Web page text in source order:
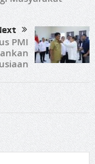
PMI